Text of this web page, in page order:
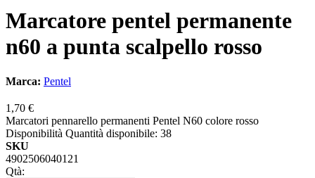
Marcatore pentel permanente
n60 a punta scalpello rosso
Marca: Pentel
1,70 €
Marcatori pennarello permanenti Pentel N60 colore rosso
Disponibilità Quantità disponibile: 38
SKU
4902506040121
Qtà: